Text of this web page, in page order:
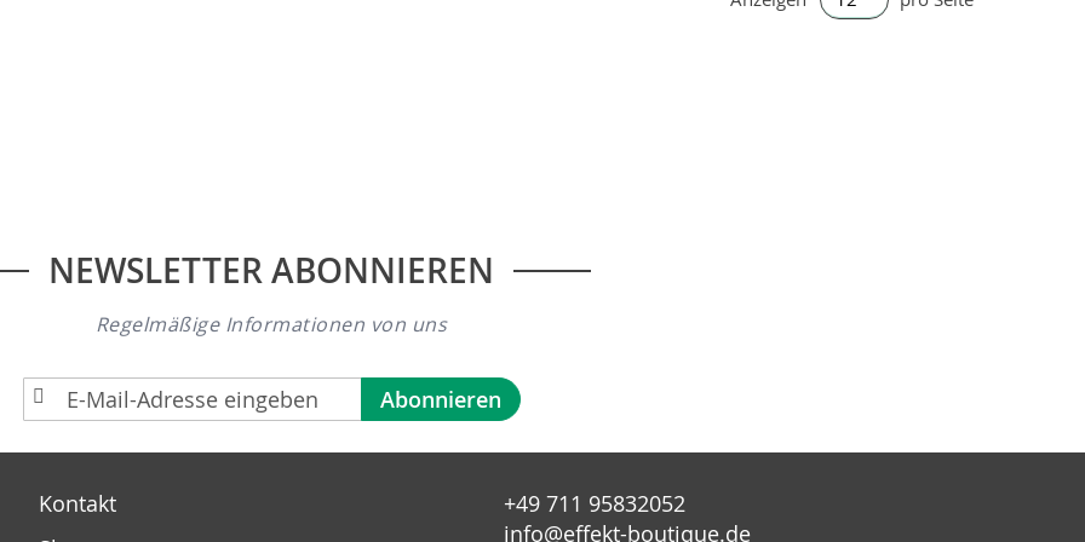
NEWSLETTER ABONNIEREN
Regelmäßige Informationen von uns
A
n
m
Abonnieren
Kontakt
+49 711 95832052
info@effekt-boutique.de